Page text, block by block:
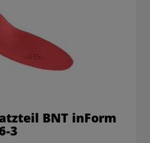
BNT inForm
3